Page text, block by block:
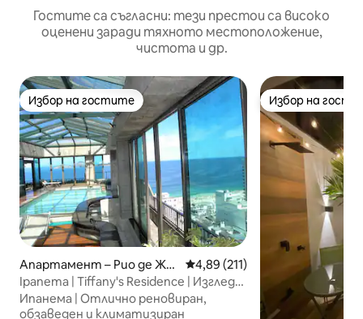
Гостите са съгласни: тези престои са високо
оценени заради тяхното местоположение,
чистота и др.
Избор на гостите
Избор на гостите
Апартамент – Рио де Жа
нейро
Средна оценка: 4,89 от 5,
4,89 (211)
Ipanema | Tiffany's Residence | Изглед
към морето | 2 стаи
Ипанема | Отлично реновиран,
обзаведен и климатизиран
Избор на
Избор на